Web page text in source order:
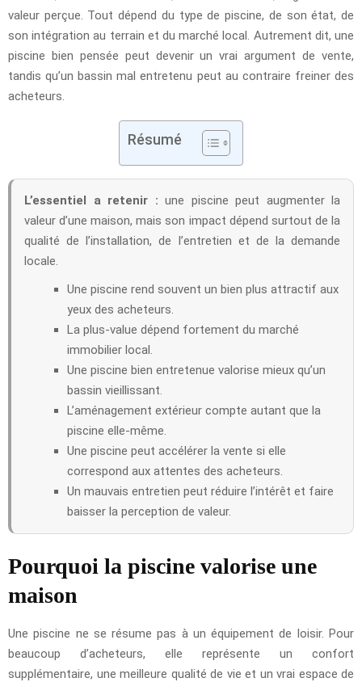
valeur perçue. Tout dépend du type de piscine, de son état, de
son intégration au terrain et du marché local. Autrement dit, une
piscine bien pensée peut devenir un vrai argument de vente,
tandis qu’un bassin mal entretenu peut au contraire freiner des
acheteurs.
Résumé
L’essentiel a retenir : une piscine peut augmenter la
valeur d’une maison, mais son impact dépend surtout de la
qualité de l’installation, de l’entretien et de la demande
locale.
Une piscine rend souvent un bien plus attractif aux
yeux des acheteurs.
La plus-value dépend fortement du marché
immobilier local.
Une piscine bien entretenue valorise mieux qu’un
bassin vieillissant.
L’aménagement extérieur compte autant que la
piscine elle-même.
Une piscine peut accélérer la vente si elle
correspond aux attentes des acheteurs.
Un mauvais entretien peut réduire l’intérêt et faire
baisser la perception de valeur.
Pourquoi la piscine valorise une
maison
Une piscine ne se résume pas à un équipement de loisir. Pour
beaucoup d’acheteurs, elle représente un confort
supplémentaire, une meilleure qualité de vie et un vrai espace de